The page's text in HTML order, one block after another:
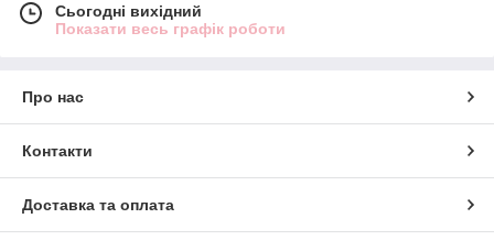
Сьогодні вихідний
Показати весь графік роботи
Про нас
Контакти
Доставка та оплата